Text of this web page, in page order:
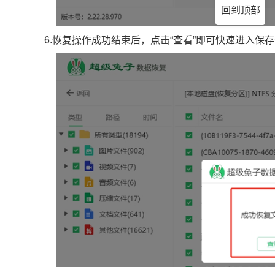
6.恢复操作成功结束后，点击“查看”即可快速进入保
回到顶部